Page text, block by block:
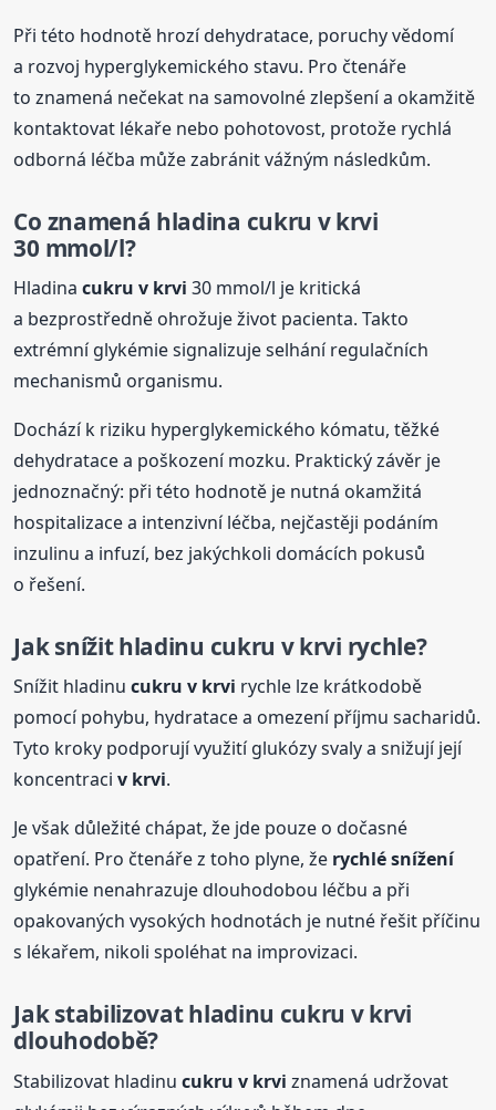
Při této hodnotě hrozí dehydratace, poruchy vědomí
a rozvoj hyperglykemického stavu. Pro čtenáře
to znamená nečekat na samovolné zlepšení a okamžitě
kontaktovat lékaře nebo pohotovost, protože rychlá
odborná léčba může zabránit vážným následkům.
Co znamená hladina cukru v krvi
30 mmol/l?
Hladinacukru v krvi 30 mmol/l je kritická
a bezprostředně ohrožuje život pacienta. Takto
extrémní glykémie signalizuje selhání regulačních
mechanismů organismu.
Dochází k riziku hyperglykemického kómatu, těžké
dehydratace a poškození mozku. Praktický závěr je
jednoznačný: při této hodnotě je nutná okamžitá
hospitalizace a intenzivní léčba, nejčastěji podáním
inzulinu a infuzí, bez jakýchkoli domácích pokusů
o řešení.
Jak snížit hladinu cukru v krvi rychle?
Snížit hladinucukru v krvi rychle lze krátkodobě
pomocí pohybu, hydratace a omezení příjmu sacharidů.
Tyto kroky podporují využití glukózy svaly a snižují její
koncentraciv krvi.
Je však důležité chápat, že jde pouze o dočasné
opatření. Pro čtenáře z toho plyne, že rychlé snížení
glykémie nenahrazuje dlouhodobou léčbu a při
opakovaných vysokých hodnotách je nutné řešit příčinu
s lékařem, nikoli spoléhat na improvizaci.
Jak stabilizovat hladinu cukru v krvi
dlouhodobě?
Stabilizovat hladinucukru v krvi znamená udržovat